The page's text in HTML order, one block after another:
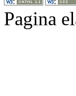
Pagina